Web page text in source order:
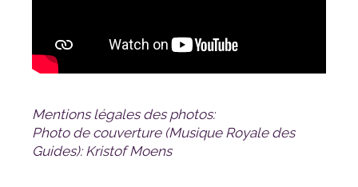
Mentions légales des photos:
Guides): Kristof Moens